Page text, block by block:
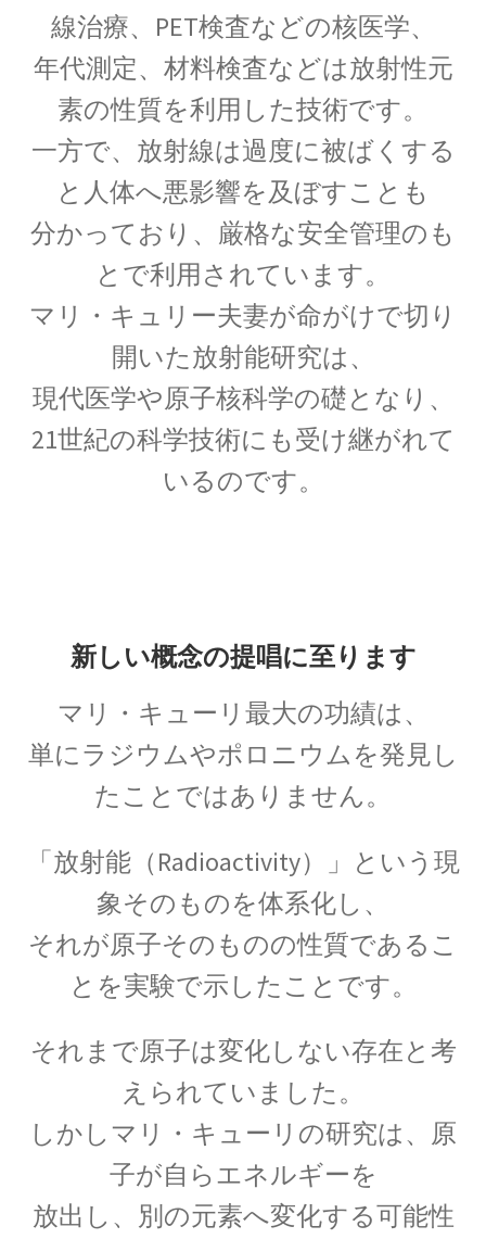
アイザック・アシモフ
【「ロボット3原則」で有名なSF作家】
アイザック・ニュートン
【微積分を駆使して空間・時間・力
を明確に定式化】
アイザック・バロー
【幾何学的に微積分を考えニュートンを育て
アウグスト・ピカール
【深海と成層圏に挑んだ物理学者にして冒険
家】
アメリカ関係の物理学者のまとめ
ベンジャミンフランクリンからファインマン他
アルキメデス
【兵器を発案し円周率を推定（幾何
学的考察）した多彩な人】
線治療、PET検査などの核医学、
年代測定、材料検査などは放射性元
素の性質を利用した技術です。
一方で、放射線は過度に被ばくする
と人体へ悪影響を及ぼすことも
分かっており、 厳格な安全管理のも
とで利用されています。
マリ・キュリー夫妻が命がけで切り
開いた放射能研究は、
現代医学や原子核科学の礎となり、
21世紀の科学技術にも受け継がれて
いるのです。
新しい概念の提唱に至ります
マリ・キューリ最大の功績は、
単にラジウムやポロニウムを発見し
たことではありません。
「放射能（Radioactivity）」という現
象そのものを体系化し、
それが原子そのものの性質であるこ
とを実験で示したことです。
それまで原子は変化しない存在と考
えられていました。
しかしマリ・キューリの研究は、 原
子が自らエネルギーを
放出し、 別の元素へ変化する可能性